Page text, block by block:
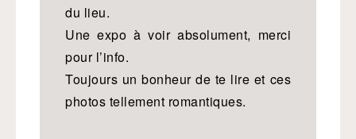
du lieu.
Une expo à voir absolument, merci
pour l’info.
Toujours un bonheur de te lire et ces
photos tellement romantiques.